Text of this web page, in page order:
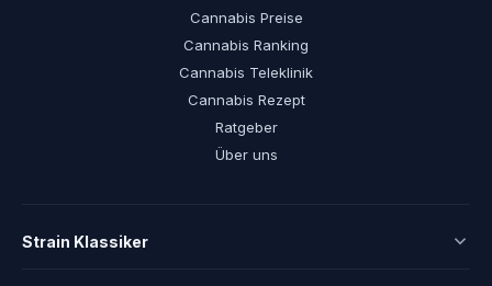
Cannabis Preise
Cannabis Ranking
Cannabis Teleklinik
Cannabis Rezept
Ratgeber
Über uns
Strain Klassiker